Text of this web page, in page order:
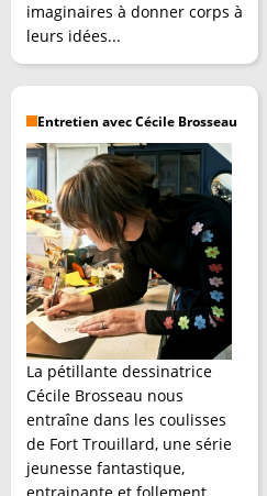
imaginaires à donner corps à
leurs idées...
Entretien avec Cécile Brosseau
La pétillante dessinatrice
Cécile Brosseau nous
entraîne dans les coulisses
de Fort Trouillard, une série
jeunesse fantastique,